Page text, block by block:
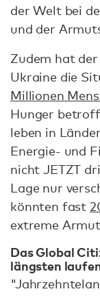
der Welt bei
und der
Zudem hat
Ukraine die
Millionen
Hunger
leben in
Energie- und
nicht JETZT
Lage nur
könnten fast
extreme
Das Global
längsten